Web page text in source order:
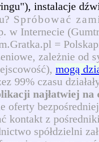
instalacje
Spróbować
w Internecie
=
zależnie
mogą
99% czasu
najłatwiej
oferty
kontakt z
spółdzielni